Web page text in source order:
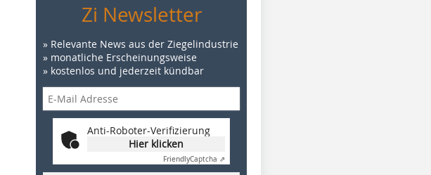
Zi Newsletter
» Relevante News aus der Ziegelindustrie
» monatliche Erscheinungsweise
» kostenlos und jederzeit kündbar
Anti-Roboter-Verifizierung
Hier klicken
FriendlyCaptcha ⇗